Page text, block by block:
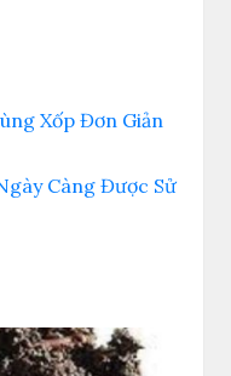
Xốp Đơn Giản
Càng Được Sử